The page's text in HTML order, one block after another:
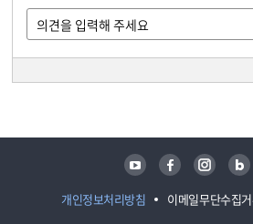
개인정보처리방침 이메일무단수집
유튜브 페이스북 인스타그램 블로그